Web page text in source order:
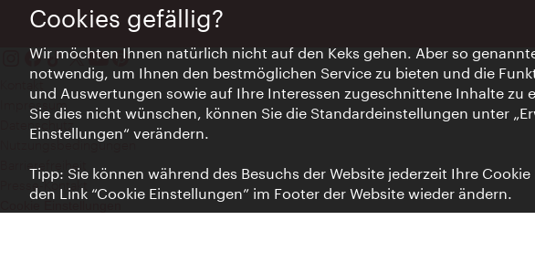
Impressum
Datenschutz
Nutzungsbedingungen
Barrierefreiheit
Presse-Kontakt
Cookies gefällig?
Wir möchten Ihnen natürlich nicht auf den Keks gehen. Aber so
notwendig, um Ihnen den bestmöglichen Service zu bieten und die
und Auswertungen sowie auf Ihre Interessen zugeschnittene Inhalte zu
Sie dies nicht wünschen, können Sie die Standardeinstellungen unter
Einstellungen“ verändern.
Tipp: Sie können während des Besuchs der Website jederzeit Ihre
den Link “Cookie Einstellungen” im Footer der Website wieder ändern.